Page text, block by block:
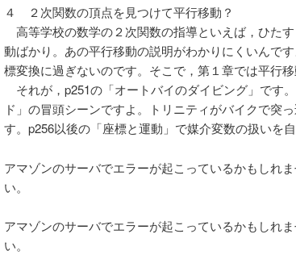
４ ２次関数の頂点を見つけて平行移動？
高等学校の数学の２次関数の指導といえば，ひた
動ばかり。あの平行移動の説明がわかりにくいんで
標変換に過ぎないのです。そこで，第１章では平行
それが，p251の「オートバイのダイビング」です
ド」の冒頭シーンですよ。トリニティがバイクで突
す。p256以後の「座標と運動」で媒介変数の扱いを
アマゾンのサーバでエラーが起こっているかもしれ
い。
アマゾンのサーバでエラーが起こっているかもしれ
い。